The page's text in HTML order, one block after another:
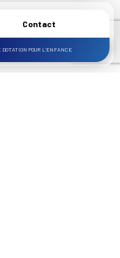
POUR L’ENFANCE
Contact